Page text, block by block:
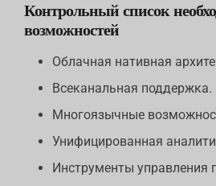
Контрольный список
возможностей
Облачная нативная
Всеканальная поддержка.
Многоязычные
Унифицированная
Инструменты управления